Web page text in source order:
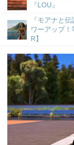
『LOU』
『モアナと
ワーアップ
R】